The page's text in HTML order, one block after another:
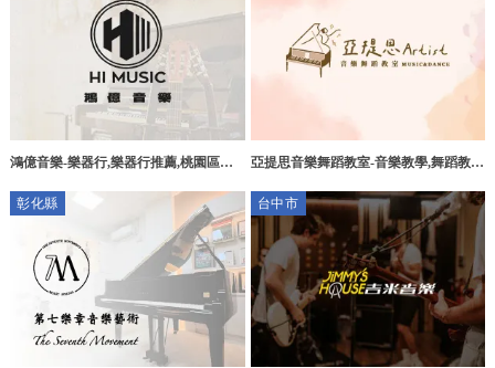
鴻億音樂-樂器行,樂器行推薦,桃園區樂
亞提思音樂舞蹈教室-音樂教學,舞蹈教
樂教學,西屯舞蹈教學
彰化縣 台中市